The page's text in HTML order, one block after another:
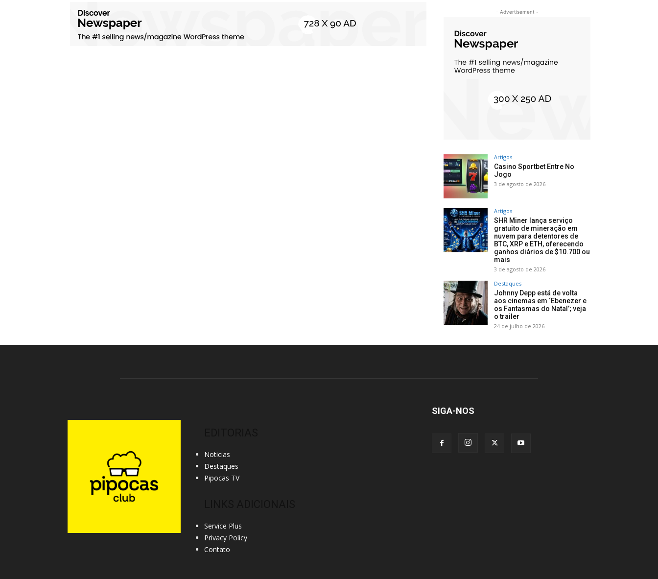
- Advertisement -
Artigos
Casino Sportbet Entre No
Jogo
3 de agosto de 2026
Artigos
SHR Miner lança serviço
gratuito de mineração em
nuvem para detentores de
BTC, XRP e ETH, oferecendo
ganhos diários de $10.700 ou
mais
3 de agosto de 2026
Destaques
Johnny Depp está de volta
aos cinemas em ‘Ebenezer e
os Fantasmas do Natal’; veja
o trailer
24 de julho de 2026
Noticias
Destaques
Pipocas TV
Service Plus
Privacy Policy
Contato
SIGA-NOS